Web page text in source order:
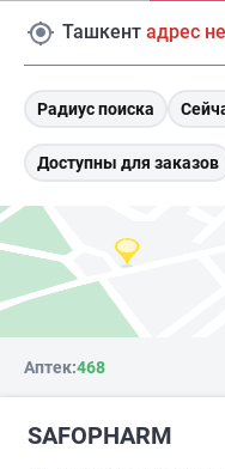
Ташкент адрес
Радиус поиска
Доступны для заказов
Аптек:468
SAFOPHARM